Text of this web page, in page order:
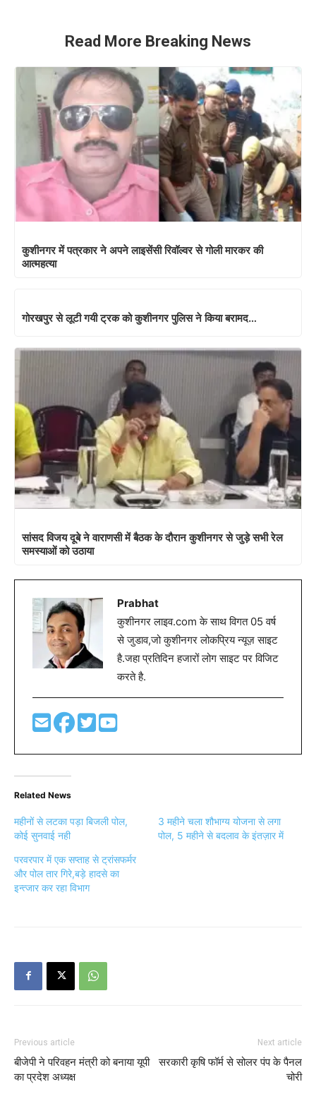
Read More Breaking News
कुशीनगर में पत्रकार ने अपने लाइसेंसी रिवॉल्वर से गोली मारकर की
आत्महत्या
गोरखपुर से लूटी गयी ट्रक को कुशीनगर पुलिस ने किया बरामद…
सांसद विजय दूबे ने वाराणसी में बैठक के दौरान कुशीनगर से जुड़े सभी रेल
समस्याओं को उठाया
Prabhat
कुशीनगर लाइव.com के साथ विगत 05 वर्ष
से जुडाव,जो कुशीनगर लोकप्रिय न्यूज़ साइट
है.जहा प्रतिदिन हजारों लोग साइट पर विजिट
करते है.
Related News
महीनों से लटका पड़ा बिजली पोल,
कोई सुनवाई नही
3 महीने चला शौभाग्य योजना से लगा
पोल, 5 महीने से बदलाव के इंतज़ार में
परवरपार में एक सप्ताह से ट्रांसफर्मर
और पोल तार गिरे,बड़े हादसे का
इन्त्जार कर रहा विभाग
Previous article
बीजेपी ने परिवहन मंत्री को बनाया यूपी
का प्रदेश अध्यक्ष
Next article
सरकारी कृषि फॉर्म से सोलर पंप के पैनल
चोरी